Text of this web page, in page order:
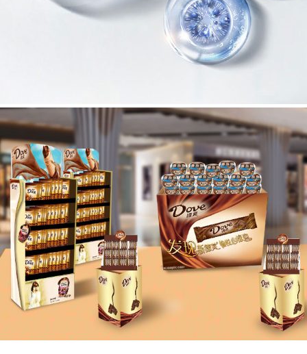
全球医药健康产业集团网站建设
JIAXIN DISPLAY
纯英文终端商场展示架网站建设